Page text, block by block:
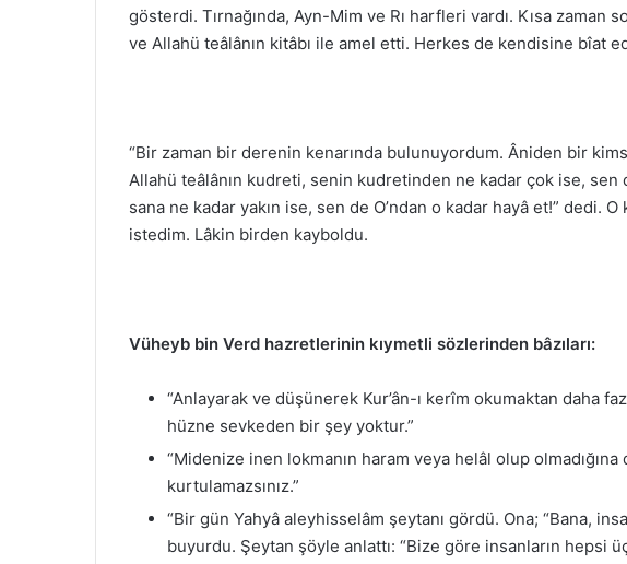
gösterdi. Tırnağında, Ayn-Mim ve Rı harfleri vardı. Kısa zaman
ve Allahü teâlânın kitâbı ile amel etti. Herkes de kendisine bîat
“Bir zaman bir derenin kenarında bulunuyordum. Âniden bir
Allahü teâlânın kudreti, senin kudretinden ne kadar çok ise, sen
sana ne kadar yakın ise, sen de O’ndan o kadar hayâ et!” dedi.
istedim. Lâkin birden kayboldu.
Vüheyb bin Verd hazretlerinin kıymetli sözlerinden bâzıları:
“Anlayarak ve düşünerek Kur’ân-ı kerîm okumaktan daha
hüzne sevkeden bir şey yoktur.”
“Midenize inen lokmanın haram veya helâl olup
kurtulamazsınız.”
“Bir gün Yahyâ aleyhisselâm şeytanı gördü. Ona; “Bana,
buyurdu. Şeytan şöyle anlattı: “Bize göre insanların hepsi üç